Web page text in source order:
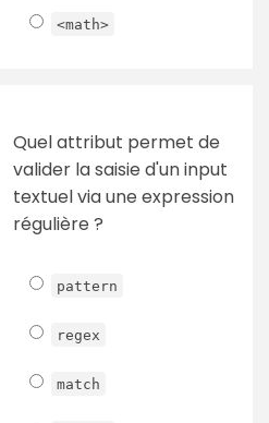
<math>
Quel attribut permet de
valider la saisie d'un input
textuel via une expression
régulière ?
pattern
regex
match